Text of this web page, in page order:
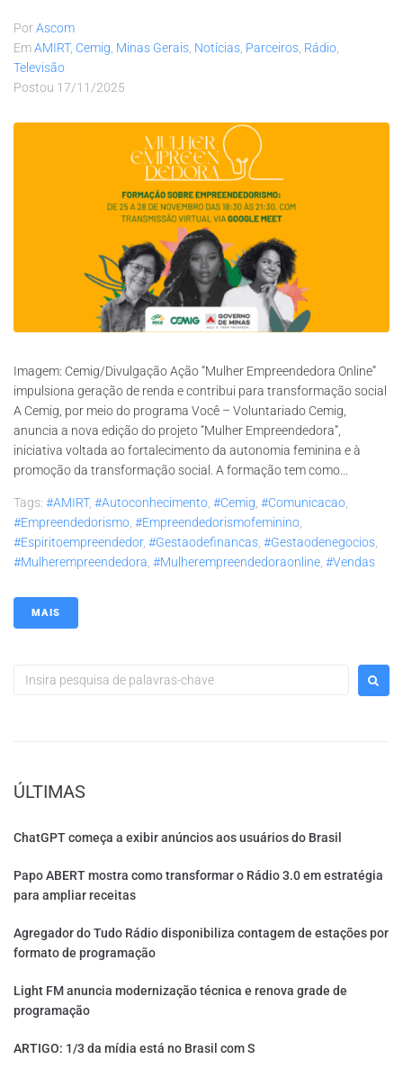
PorAscom
EmAMIRT, Cemig Minas Gerais Notícias Parceiros Rádio
Televisão
Postou 17/11/2025
Imagem: Cemig/Divulgação Ação “Mulher Empreendedora Online”
impulsiona geração de renda e contribui para transformação social
A Cemig, por meio do programa Você – Voluntariado Cemig,
anuncia a nova edição do projeto “Mulher Empreendedora”,
iniciativa voltada ao fortalecimento da autonomia feminina e à
promoção da transformação social. A formação tem como...
Tags: #AMIRT, #autoconhecimento #Cemig #comunicacao
#empreendedorismo #empreendedorismofeminino
#espiritoempreendedor, #gestaodefinancas #gestaodenegocios
#mulherempreendedora #mulherempreendedoraonline #vendas
MAIS
ÚLTIMAS
ChatGPT começa a exibir anúncios aos usuários do Brasil
Papo ABERT mostra como transformar o Rádio 3.0 em estratégia
para ampliar receitas
Agregador do Tudo Rádio disponibiliza contagem de estações por
formato de programação
Light FM anuncia modernização técnica e renova grade de
programação
ARTIGO: 1/3 da mídia está no Brasil com S